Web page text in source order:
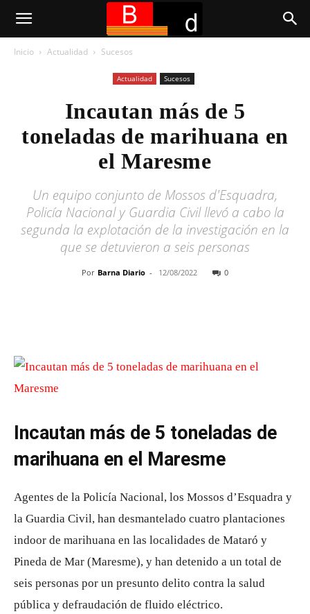
Inicio Actualidad Sucesos
Actualidad Sucesos
Incautan más de 5
toneladas de marihuana en
el Maresme
Un equipo conjunto de Mossos d'Esquadra,
Policía Nacional y Guardia Civil llevó a cabo la
segunda la explotación de la investigación en la
que se detuvieron a seis personas
Por Barna Diario - 12/08/2022 0
Incautan más de 5 toneladas de
marihuana en el Maresme
Agentes de la Policía Nacional, los Mossos d’Esquadra y
la Guardia Civil, han desmantelado cuatro plantaciones
indoor de marihuana en las localidades de Mataró y
Pineda de Mar (Maresme), y han detenido a un total de
seis personas por un presunto delito contra la salud
pública y defraudación de fluido eléctrico.